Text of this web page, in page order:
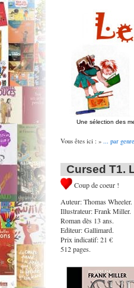
Une sélection des
Vous êtes ici : » ... par genre
Cursed T1.
Coup de coeur !
Auteur: Thomas Wheeler.
Illustrateur: Frank Miller.
Roman dès 13 ans.
Editeur: Gallimard.
Prix indicatif: 21 €
512 pages.